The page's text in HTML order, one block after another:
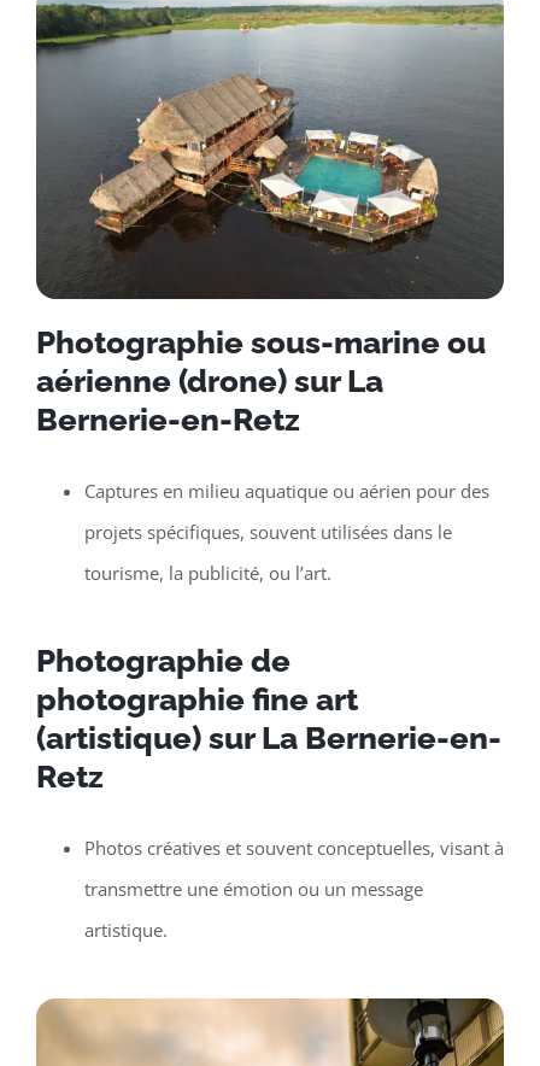
Photographie sous-marine ou
aérienne (drone) sur La
Bernerie-en-Retz
Captures en milieu aquatique ou aérien pour des
projets spécifiques, souvent utilisées dans le
tourisme, la publicité, ou l’art.
Photographie de
photographie fine art
(artistique) sur La Bernerie-en-
Retz
Photos créatives et souvent conceptuelles, visant à
transmettre une émotion ou un message
artistique.